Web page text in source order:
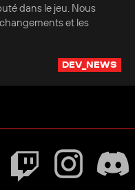
dans le jeu. Nous
et les
DEV_NEWS